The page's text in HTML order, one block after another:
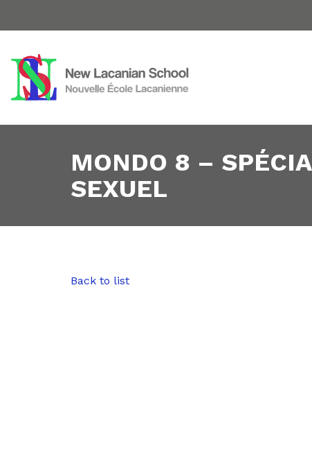
MONDO 8 –
SEXUEL
Back to list